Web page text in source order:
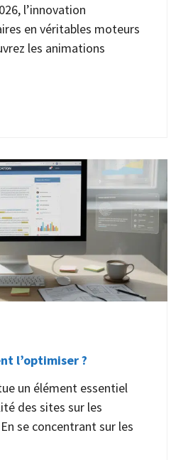
l’innovation
en véritables moteurs
les animations
l’optimiser ?
un élément essentiel
des sites sur les
se concentrant sur les